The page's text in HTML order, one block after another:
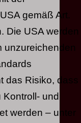
gemäß Art.
Die USA werden
unzureichenden
das Risiko, dass
und
werden – unter